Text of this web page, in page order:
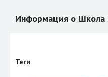
Информация о
Теги